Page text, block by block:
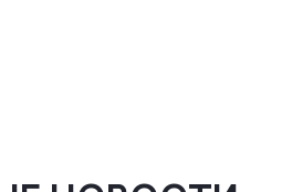
сроки, сам инициирует
корректность, а не ждёт